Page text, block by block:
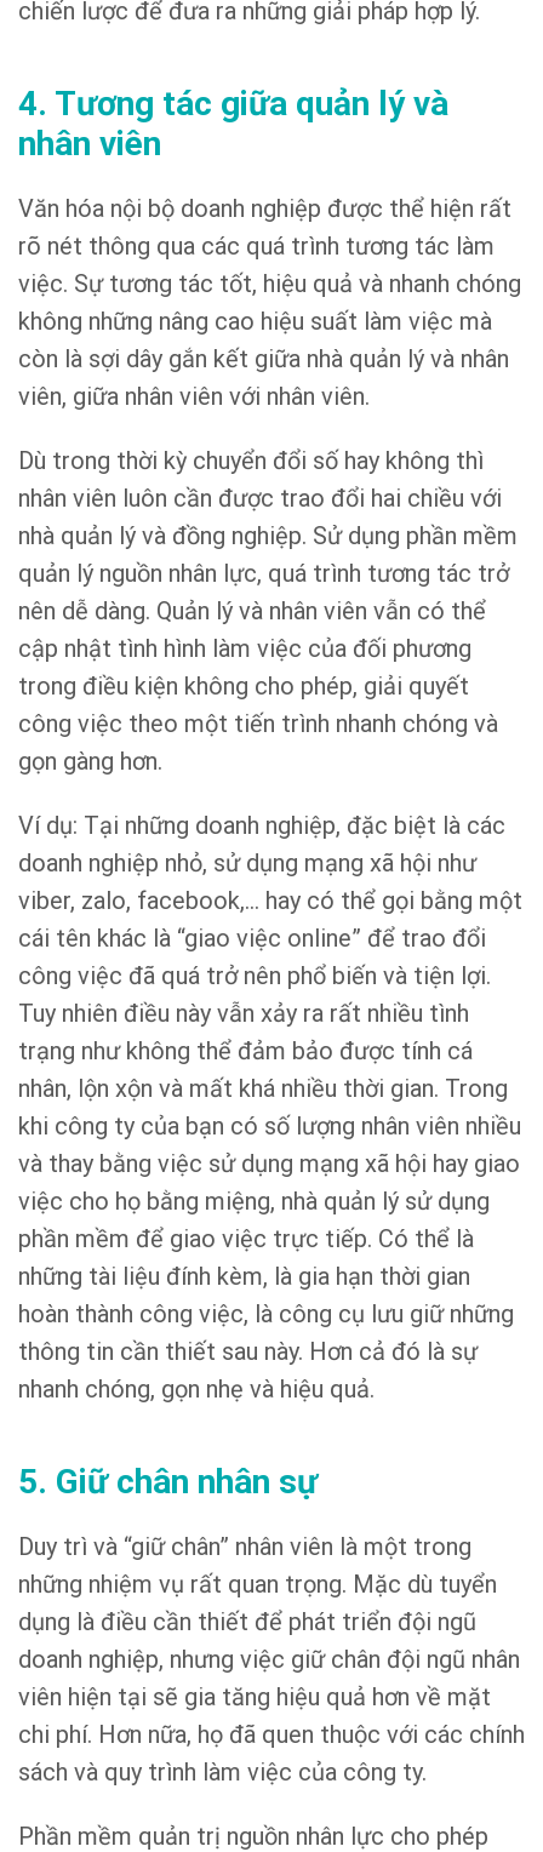
chiến lược để đưa ra những giải pháp hợp lý.
4. Tương tác giữa quản lý và
nhân viên
Văn hóa nội bộ doanh nghiệp được thể hiện rất
rõ nét thông qua các quá trình tương tác làm
việc. Sự tương tác tốt, hiệu quả và nhanh chóng
không những nâng cao hiệu suất làm việc mà
còn là sợi dây gắn kết giữa nhà quản lý và nhân
viên, giữa nhân viên với nhân viên.
Dù trong thời kỳ chuyển đổi số hay không thì
nhân viên luôn cần được trao đổi hai chiều với
nhà quản lý và đồng nghiệp. Sử dụng phần mềm
quản lý nguồn nhân lực, quá trình tương tác trở
nên dễ dàng. Quản lý và nhân viên vẫn có thể
cập nhật tình hình làm việc của đối phương
trong điều kiện không cho phép, giải quyết
công việc theo một tiến trình nhanh chóng và
gọn gàng hơn.
Ví dụ: Tại những doanh nghiệp, đặc biệt là các
doanh nghiệp nhỏ, sử dụng mạng xã hội như
viber, zalo, facebook,… hay có thể gọi bằng một
cái tên khác là “giao việc online” để trao đổi
công việc đã quá trở nên phổ biến và tiện lợi.
Tuy nhiên điều này vẫn xảy ra rất nhiều tình
trạng như không thể đảm bảo được tính cá
nhân, lộn xộn và mất khá nhiều thời gian. Trong
khi công ty của bạn có số lượng nhân viên nhiều
và thay bằng việc sử dụng mạng xã hội hay giao
việc cho họ bằng miệng, nhà quản lý sử dụng
phần mềm để giao việc trực tiếp. Có thể là
những tài liệu đính kèm, là gia hạn thời gian
hoàn thành công việc, là công cụ lưu giữ những
thông tin cần thiết sau này. Hơn cả đó là sự
nhanh chóng, gọn nhẹ và hiệu quả.
5. Giữ chân nhân sự
Duy trì và “giữ chân” nhân viên là một trong
những nhiệm vụ rất quan trọng. Mặc dù tuyển
dụng là điều cần thiết để phát triển đội ngũ
doanh nghiệp, nhưng việc giữ chân đội ngũ nhân
viên hiện tại sẽ gia tăng hiệu quả hơn về mặt
chi phí. Hơn nữa, họ đã quen thuộc với các chính
sách và quy trình làm việc của công ty.
Phần mềm quản trị nguồn nhân lực cho phép